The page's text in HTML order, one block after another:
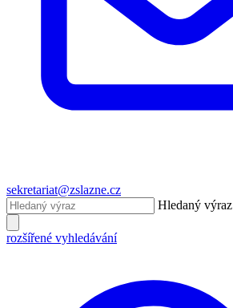
sekretariat@zslazne.cz
Hledaný výraz
rozšířené vyhledávání